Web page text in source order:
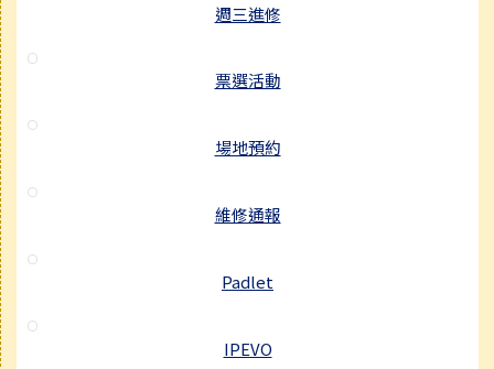
週三進修
票選活動
場地預約
維修通報
Padlet
IPEVO